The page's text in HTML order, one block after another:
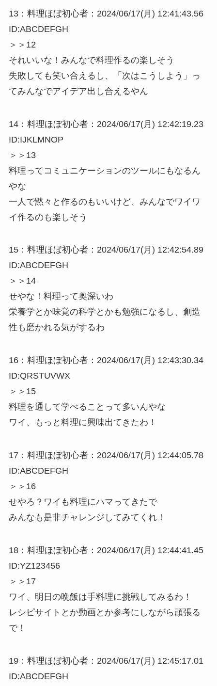
13：料理ほぼ初心者：2024/06/17(月) 12:41:43.56
ID:ABCDEFGH
＞＞12
それいいな！みんなで料理作るの楽しそう
失敗しても笑い合えるし、「次はこうしよう」っ
てみんなでアイデア出し合えるやん
14：料理ほぼ初心者：2024/06/17(月) 12:42:19.23
ID:IJKLMNOP
＞＞13
料理ってコミュニケーションのツールにもなるん
やな
一人で黙々と作るのもいいけど、みんなでワイワ
イ作るのも楽しそう
15：料理ほぼ初心者：2024/06/17(月) 12:42:54.89
ID:ABCDEFGH
＞＞14
せやな！料理って奥深いわ
栄養学とか味覚の科学とかも勉強になるし、創造
性も磨かれる気がするわ
16：料理ほぼ初心者：2024/06/17(月) 12:43:30.34
ID:QRSTUVWX
＞＞15
料理を通して学べることって多いんやな
ワイ、もっと料理に興味出てきたわ！
17：料理ほぼ初心者：2024/06/17(月) 12:44:05.78
ID:ABCDEFGH
＞＞16
せやろ？ワイも料理にハマってきたで
みんなも是非チャレンジしてみてくれ！
18：料理ほぼ初心者：2024/06/17(月) 12:44:41.45
ID:YZ123456
＞＞17
ワイ、明日の晩飯は手料理に挑戦してみるわ！
レシピサイトとか動画とか参考にしながら頑張る
で！
19：料理ほぼ初心者：2024/06/17(月) 12:45:17.01
ID:ABCDEFGH